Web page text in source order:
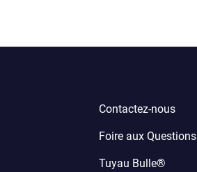
Contactez-nous
Foire aux Questions
Tuyau Bulle®